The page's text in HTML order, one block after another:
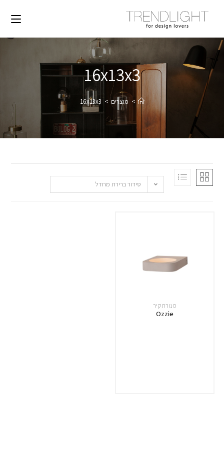
16x13x3
> מוצרים >
16x13x3
סידור ברירת מחדל
מנורת קיר
Ozzie